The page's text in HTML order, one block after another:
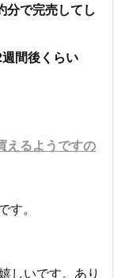
分で完売してし
間後くらい
えるようですの
。
しいです。あり